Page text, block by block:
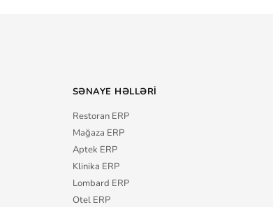
SƏNAYE HƏLLƏRI
Restoran ERP
Mağaza ERP
Aptek ERP
Klinika ERP
Lombard ERP
Otel ERP